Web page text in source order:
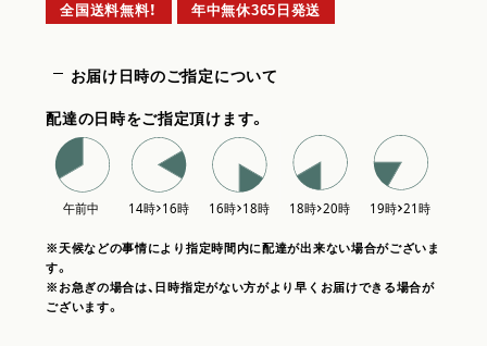
全国送料無料！ 年中無休365日発送
お届け日時のご指定について
配達の日時をご指定頂けます。
※天候などの事情により指定時間内に配達が出来ない場合がございま
す。
※お急ぎの場合は、日時指定がない方がより早くお届けできる場合が
ございます。